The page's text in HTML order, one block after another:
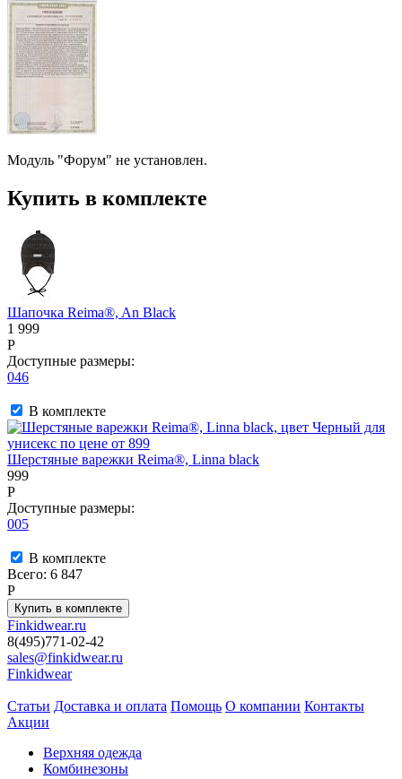
Модуль "Форум" не установлен.
Купить в комплекте
Шапочка Reima®, An Black
1 999
P
Доступные размеры:
046
В комплекте
Шерстяные варежки Reima®, Linna black
999
P
Доступные размеры:
005
В комплекте
Всего: 6 847
P
Finkidwear.ru
8(495)771-02-42
sales@finkidwear.ru
Finkidwear
Статьи Доставка и оплата Помощь О компании Контакты
Акции
Верхняя одежда
Комбинезоны